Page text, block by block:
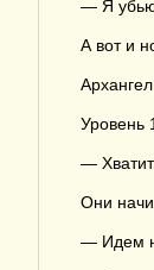
— Я убью
А вот и
Уровень
—
Они
— Идем